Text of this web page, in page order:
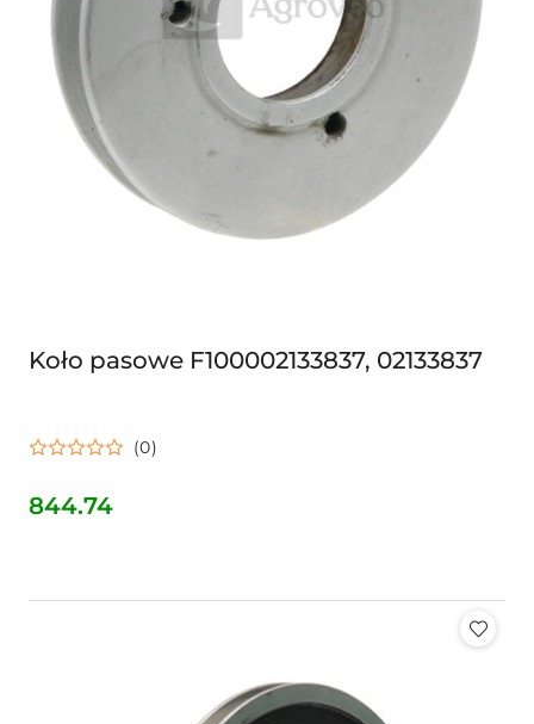
Koło pasowe F100002133837, 02133837
(0)
Cena:
844.74